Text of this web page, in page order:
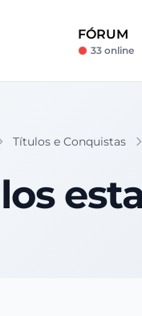
FÓRUM
33 online
Títulos e Conquistas